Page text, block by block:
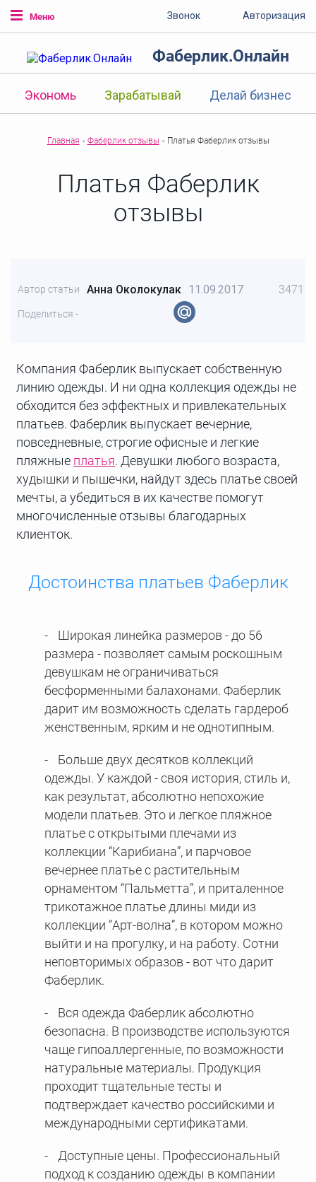
Меню Звонок Авторизация
Фаберлик.Онлайн
Экономь Зарабатывай Делай бизнес
Главная - Фаберлик отзывы - Платья Фаберлик отзывы
Платья Фаберлик
отзывы
Автор статьи Анна Околокулак 11.09.2017 3471
Поделиться -
Компания Фаберлик выпускает собственную
линию одежды. И ни одна коллекция одежды не
обходится без эффектных и привлекательных
платьев. Фаберлик выпускает вечерние,
повседневные, строгие офисные и легкие
пляжные платья. Девушки любого возраста,
худышки и пышечки, найдут здесь платье своей
мечты, а убедиться в их качестве помогут
многочисленные отзывы благодарных
клиенток.
Достоинства платьев Фаберлик
Широкая линейка размеров - до 56
размера - позволяет самым роскошным
девушкам не ограничиваться
бесформенными балахонами. Фаберлик
дарит им возможность сделать гардероб
женственным, ярким и не однотипным.
Больше двух десятков коллекций
одежды. У каждой - своя история, стиль и,
как результат, абсолютно непохожие
модели платьев. Это и легкое пляжное
платье с открытыми плечами из
коллекции “Карибиана”, и парчовое
вечернее платье с растительным
орнаментом “Пальметта”, и приталенное
трикотажное платье длины миди из
коллекции “Арт-волна”, в котором можно
выйти и на прогулку, и на работу. Сотни
неповторимых образов - вот что дарит
Фаберлик.
Вся одежда Фаберлик абсолютно
безопасна. В производстве используются
чаще гипоаллергенные, по возможности
натуральные материалы. Продукция
проходит тщательные тесты и
подтверждает качество российскими и
международными сертификатами.
Доступные цены. Профессиональный
подход к созданию одежды в компании